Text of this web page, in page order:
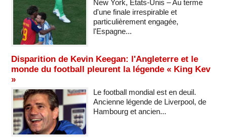
New York, États-Unis – Au terme
d'une finale irrespirable et
particulièrement engagée,
l'Espagne...
Disparition de Kevin Keegan: l'Angleterre et le
monde du football pleurent la légende « King Kev
»
Le football mondial est en deuil.
Ancienne légende de Liverpool, de
Hambourg et ancien...